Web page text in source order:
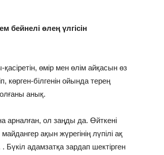
бейнелі өлең үлгісін
өмір мен өлім айқасын өз
көрген-білгенін ойында терең
анық.
арналған, ол заңды да. Өйткені
ақын жүрегінің лүпілі ақ
Бүкіл адамзатқа зардап шектірген